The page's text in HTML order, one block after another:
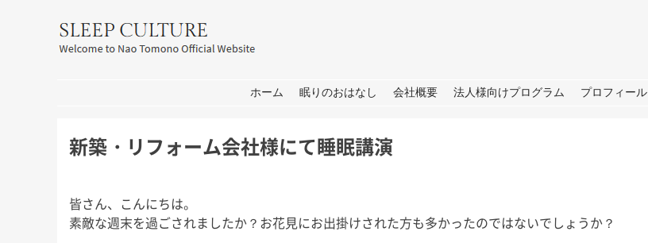
ホーム 眠りのおはなし 会社概要 法人様向けプログラム プロフィール
新築・リフォーム会社様にて睡眠講演
皆さん、こんにちは。
素敵な週末を過ごされましたか？お花見にお出掛けされた方も多かったのではないでしょうか？